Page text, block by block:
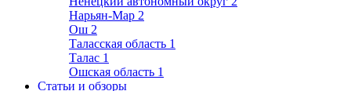
Нарьян-Мар 2
Ош 2
Таласская область 1
Талас 1
Ошская область 1
Статьи и обзоры